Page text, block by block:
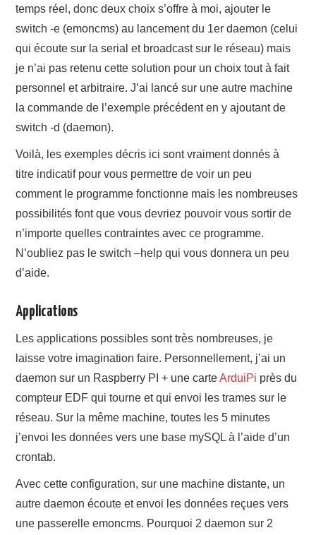
temps réel, donc deux choix s’offre à moi, ajouter le
switch -e (emoncms) au lancement du 1er daemon (celui
qui écoute sur la serial et broadcast sur le réseau) mais
je n’ai pas retenu cette solution pour un choix tout à fait
personnel et arbitraire. J’ai lancé sur une autre machine
la commande de l’exemple précédent en y ajoutant de
switch -d (daemon).
Voilà, les exemples décris ici sont vraiment donnés à
titre indicatif pour vous permettre de voir un peu
comment le programme fonctionne mais les nombreuses
possibilités font que vous devriez pouvoir vous sortir de
n’importe quelles contraintes avec ce programme.
N’oubliez pas le switch –help qui vous donnera un peu
d’aide.
Applications
Les applications possibles sont très nombreuses, je
laisse votre imagination faire. Personnellement, j’ai un
daemon sur un Raspberry PI + une carteArduiPi près du
compteur EDF qui tourne et qui envoi les trames sur le
réseau. Sur la même machine, toutes les 5 minutes
j’envoi les données vers une base mySQL à l’aide d’un
crontab.
Avec cette configuration, sur une machine distante, un
autre daemon écoute et envoi les données reçues vers
une passerelle emoncms. Pourquoi 2 daemon sur 2